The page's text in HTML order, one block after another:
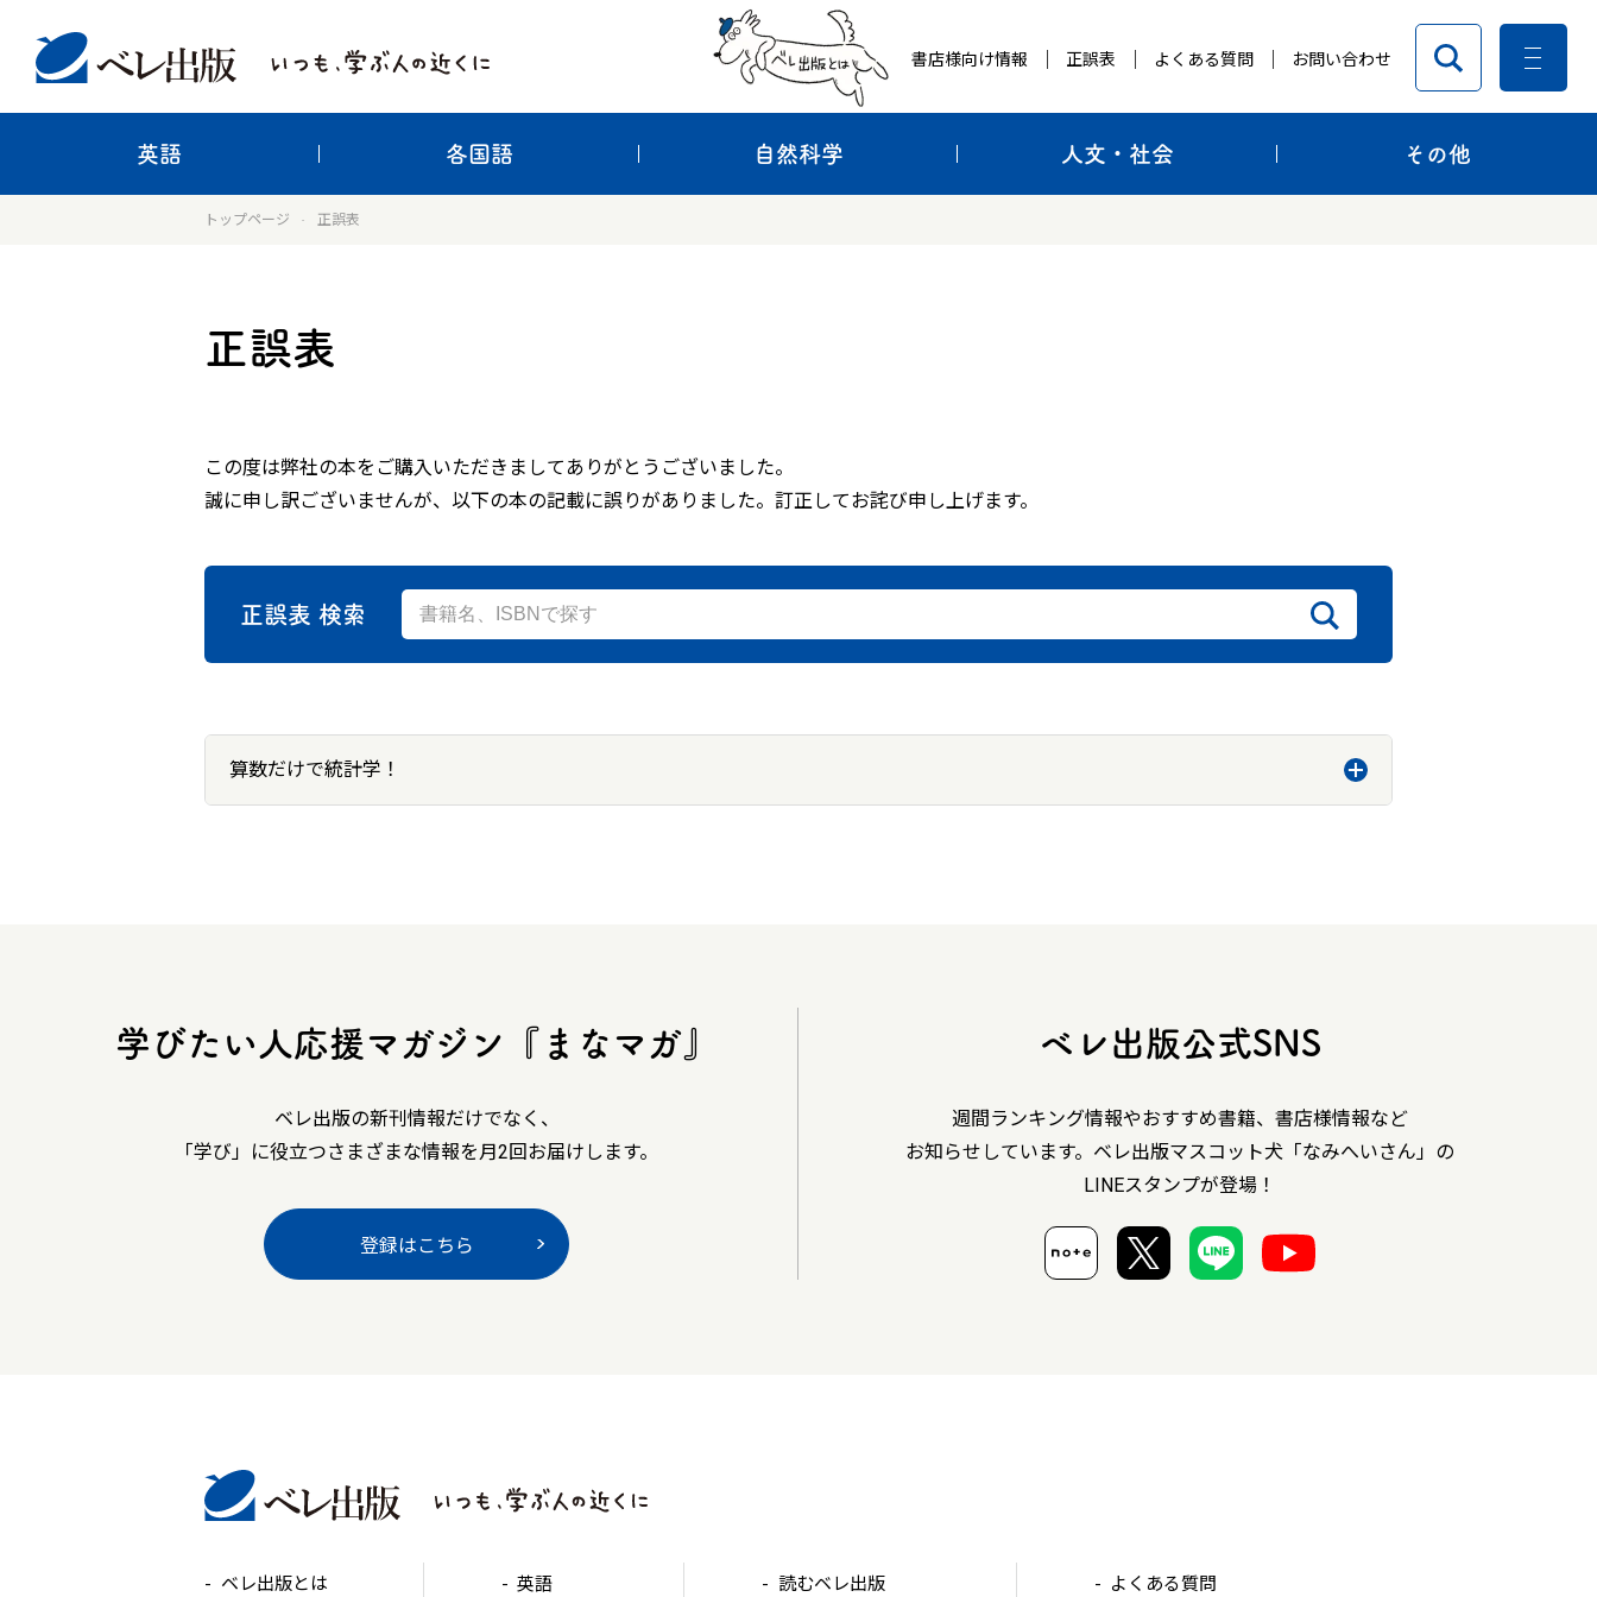
書店様向け情報 正誤表 よくある質問 お問い合わせ
英語 各国語 自然科学 人文・社会 その他
トップページ 正誤表
正誤表
この度は弊社の本をご購入いただきましてありがとうございました。
誠に申し訳ございませんが、以下の本の記載に誤りがありました。訂正してお詫び申し上げます。
正誤表 検索
算数だけで統計学！
学びたい人応援マガジン『まなマガ』
ベレ出版の新刊情報だけでなく、
「学び」に役立つさまざまな情報を月2回お届けします。
登録はこちら
ベレ出版公式SNS
週間ランキング情報やおすすめ書籍、書店様情報など
お知らせしています。ベレ出版マスコット犬「なみへいさん」の
LINEスタンプが登場！
ベレ出版とは 英語 読むベレ出版 よくある質問